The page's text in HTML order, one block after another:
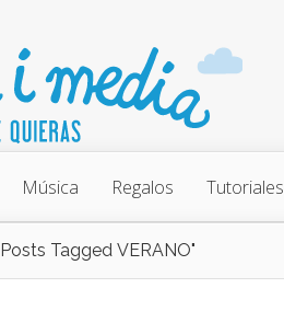
Música Regalos Tutoriales
Posts Tagged VERANO"